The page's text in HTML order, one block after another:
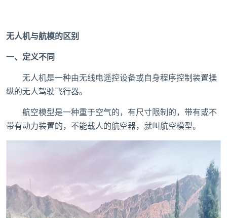
无人机与航模的区别
一、定义不同
无人机是一种由无线电遥控设备或自身程序控制装置操
纵的无人驾驶飞行器。
航空模型是一种重于空气的，有尺寸限制的，带有或不
带有动力装置的，不能载人的航空器，就叫航空模型。